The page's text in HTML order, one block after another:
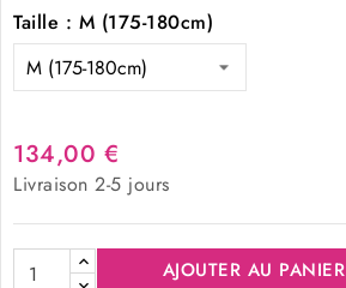
Taille : M (175-180cm)
134,00 €
Livraison 2-5 jours
AJOUTER AU PANIER